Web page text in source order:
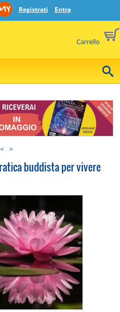
Registrati Entra
Carrello
< >
buddista per vivere